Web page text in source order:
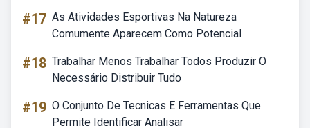
#17 As Atividades Esportivas Na Natureza
Comumente Aparecem Como Potencial
#18 Trabalhar Menos Trabalhar Todos Produzir O
Necessário Distribuir Tudo
#19 O Conjunto De Tecnicas E Ferramentas Que
Permite Identificar Analisar